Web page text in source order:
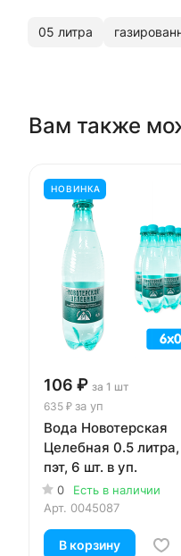
05 литра
Вам также
НОВИНКА
106 ₽ за 1 шт
635 ₽ за уп
Вода Новотерская
Целебная 0.5 литра,
пэт, 6 шт. в уп.
0
Есть в наличии
Арт. 0045087
В корзину